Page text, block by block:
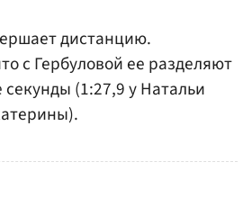
дистанцию.
с Гербуловой ее разделяют
секунды (1:27,9 у Натальи